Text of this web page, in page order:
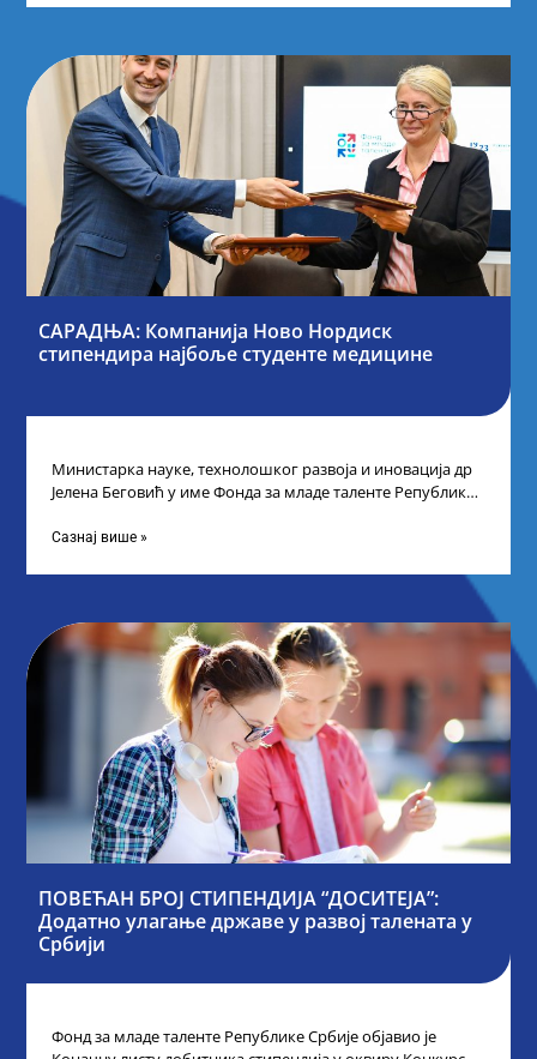
САРАДЊА: Компанија Ново Нордиск
стипендира најбоље студенте медицине
Министарка науке, технолошког развоја и иновација др
Јелена Беговић у име Фонда за младе таленте Републике
Сазнај више »
ПОВЕЋАН БРОЈ СТИПЕНДИЈА “ДОСИТЕЈА”:
Додатно улагање државе у развој талената у
Србији
Фонд за младе таленте Републике Србије објавио је